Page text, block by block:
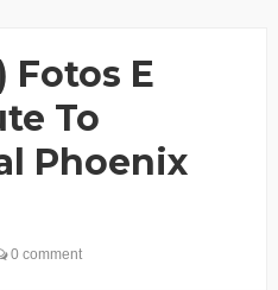
Fotos E
To
Phoenix
0 comment